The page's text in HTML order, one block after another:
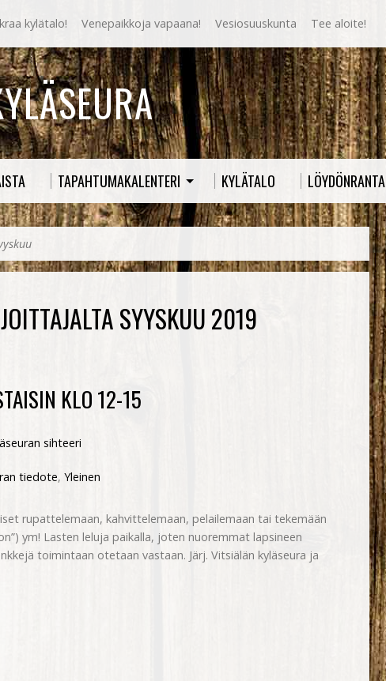
kylätalo! Venepaikkoja vapaana! Vesiosuuskunta Tee aloite!
TAPAHTUMAKALENTERI KYLÄTALO LÖYDÖNRANTA
SYYSKUU 2019
KLO 12-15
sihteeri
tiedote, Yleinen
rupattelemaan, kahvittelemaan, pelailemaan tai tekemään
ym! Lasten leluja paikalla, joten nuoremmat lapsineen
toimintaan otetaan vastaan. Järj. Vitsiälän kyläseura ja